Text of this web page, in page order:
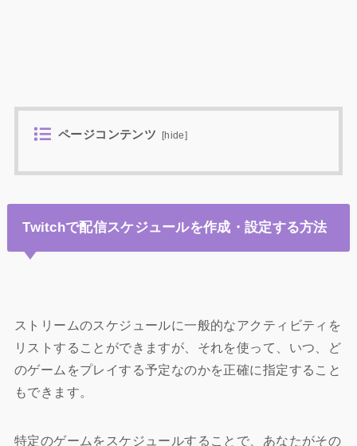
ページコンテンツ [hide]
Twitchで配信スケジュールを作成・設定する方法
ストリームのスケジュールに一般的なアクティビティを
リストすることができますが、それを使って、いつ、ど
のゲームをプレイする予定なのかを正確に指定すること
もできます。
特定のゲームをスケジュールすることで、あなたがその